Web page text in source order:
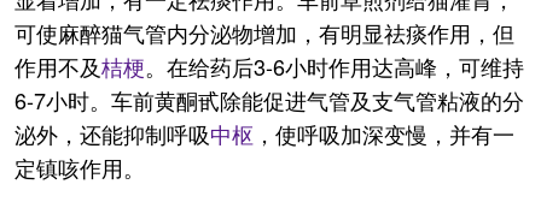
可使麻醉猫气管内分泌物增加，有明显祛痰作用，但
作用不及桔梗。在给药后3-6小时作用达高峰，可维持
6-7小时。车前黄酮甙除能促进气管及支气管粘液的分
泌外，还能抑制呼吸中枢 ，使呼吸加深变慢，并有一
定镇咳作用。